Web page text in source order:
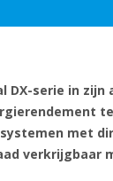
DX-serie in
met